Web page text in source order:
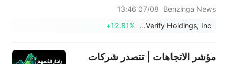
Benzinga News
07/08 13:46
DoubleVerify Holdings, Inc.
+12.81%
مؤشر الاتجاهات | تتصدر شركات